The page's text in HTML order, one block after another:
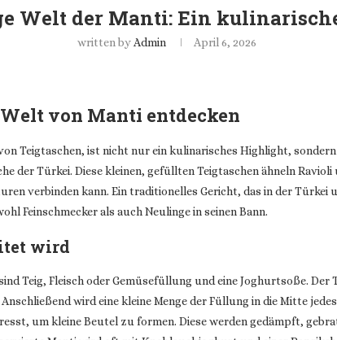
Welt der Manti: Ein
written by Admin April 6, 2026
von Manti entdecken
Teigtaschen, ist nicht nur ein kulinarisches Highlight, sondern
der Türkei. Diese kleinen, gefüllten Teigtaschen ähneln
verbinden kann. Ein traditionelles Gericht, das in der Türkei
Feinschmecker als auch Neulinge in seinen Bann.
wird
Teig, Fleisch oder Gemüsefüllung und eine Joghurtsoße. Der
wird eine kleine Menge der Füllung in die Mitte
um kleine Beutel zu formen. Diese werden gedämpft,